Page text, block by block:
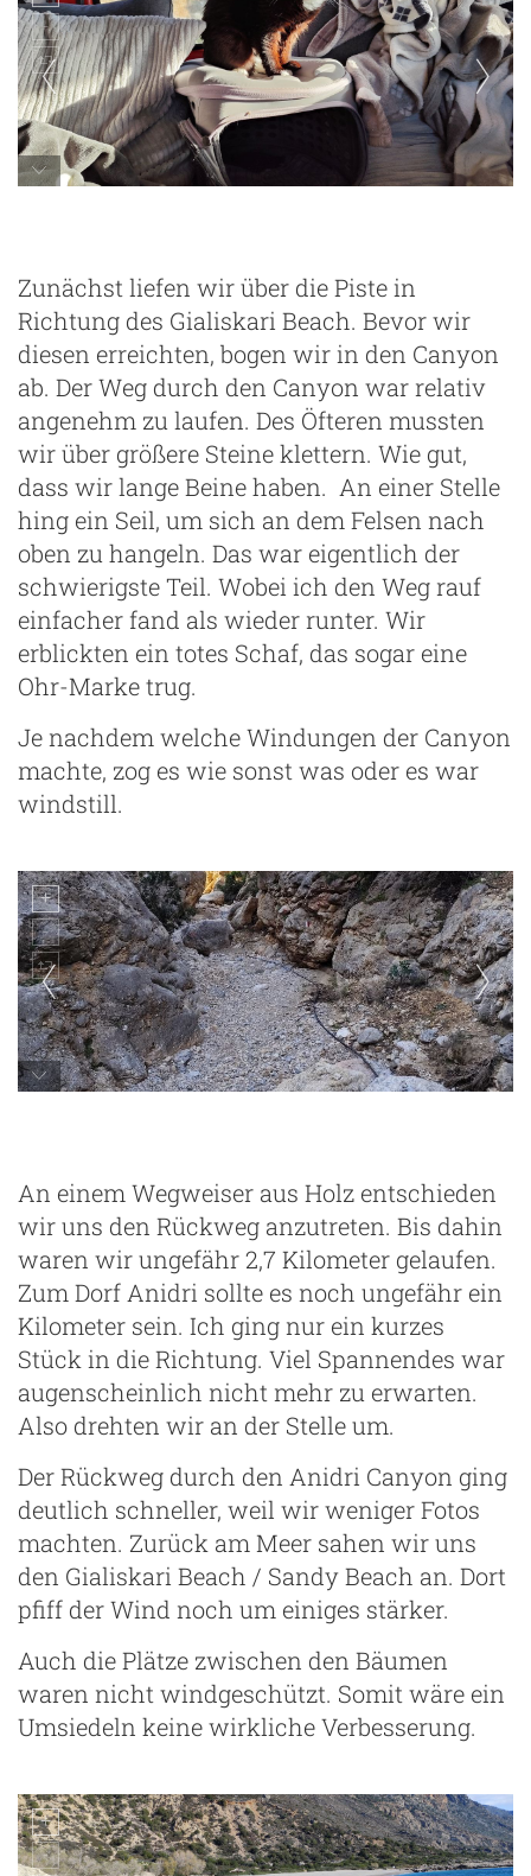
Zunächst liefen wir über die Piste in
Richtung des Gialiskari Beach. Bevor wir
diesen erreichten, bogen wir in den Canyon
ab. Der Weg durch den Canyon war relativ
angenehm zu laufen. Des Öfteren mussten
wir über größere Steine klettern. Wie gut,
dass wir lange Beine haben. An einer Stelle
hing ein Seil, um sich an dem Felsen nach
oben zu hangeln. Das war eigentlich der
schwierigste Teil. Wobei ich den Weg rauf
einfacher fand als wieder runter. Wir
erblickten ein totes Schaf, das sogar eine
Ohr-Marke trug.
Je nachdem welche Windungen der Canyon
machte, zog es wie sonst was oder es war
windstill.
An einem Wegweiser aus Holz entschieden
wir uns den Rückweg anzutreten. Bis dahin
waren wir ungefähr 2,7 Kilometer gelaufen.
Zum Dorf Anidri sollte es noch ungefähr ein
Kilometer sein. Ich ging nur ein kurzes
Stück in die Richtung. Viel Spannendes war
augenscheinlich nicht mehr zu erwarten.
Also drehten wir an der Stelle um.
Der Rückweg durch den Anidri Canyon ging
deutlich schneller, weil wir weniger Fotos
machten. Zurück am Meer sahen wir uns
den Gialiskari Beach / Sandy Beach an. Dort
pfiff der Wind noch um einiges stärker.
Auch die Plätze zwischen den Bäumen
waren nicht windgeschützt. Somit wäre ein
Umsiedeln keine wirkliche Verbesserung.